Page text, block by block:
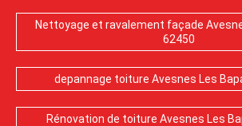
Nettoyage et ravalement façade
62450
depannage toiture Avesnes Les
Rénovation de toiture Avesnes Les